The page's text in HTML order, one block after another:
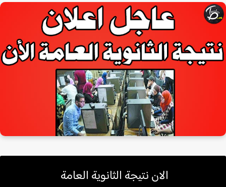
الان نتيجة الثانوية العامة